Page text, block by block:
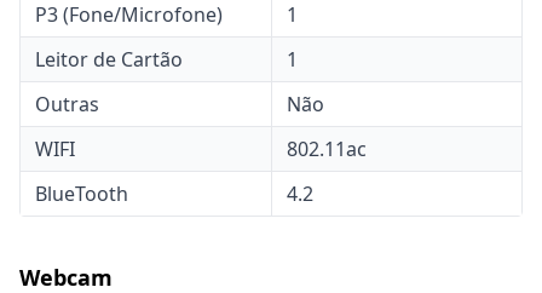
P3 (Fone/Microfone)
1
Leitor de Cartão
1
Outras
Não
WIFI
802.11ac
BlueTooth
4.2
Webcam